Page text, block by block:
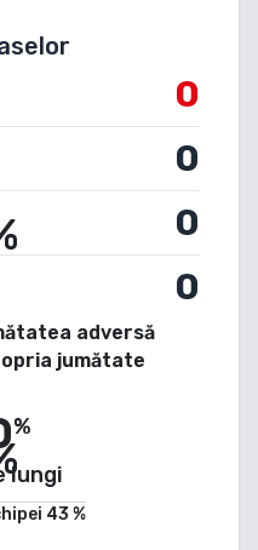
0
0
0
0
adversă
jumătate
%
lungi
43 %